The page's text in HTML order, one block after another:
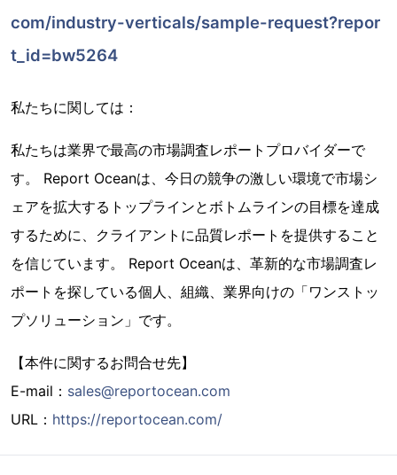
com/industry-verticals/sample-request?repor
t_id=bw5264
私たちに関しては：
私たちは業界で最高の市場調査レポートプロバイダーで
す。 Report Oceanは、今日の競争の激しい環境で市場シ
ェアを拡大するトップラインとボトムラインの目標を達成
するために、クライアントに品質レポートを提供すること
を信じています。 Report Oceanは、革新的な市場調査レ
ポートを探している個人、組織、業界向けの「ワンストッ
プソリューション」です。
【本件に関するお問合せ先】
E-mail： sales@reportocean.com
URL： https://reportocean.com/